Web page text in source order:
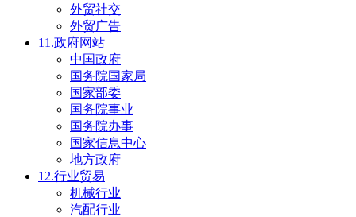
外贸社交
外贸广告
11.政府网站
中国政府
国务院国家局
国家部委
国务院事业
国务院办事
国家信息中心
地方政府
12.行业贸易
机械行业
汽配行业